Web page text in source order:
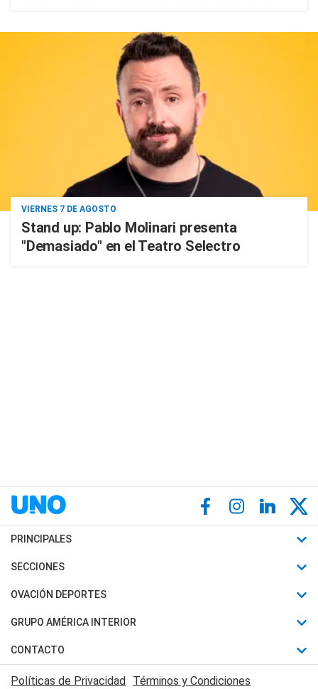
VIERNES 7 DE AGOSTO
Stand up: Pablo Molinari presenta
"Demasiado" en el Teatro Selectro
PRINCIPALES
Últimas Noticias
Política
Judiciales
Economia
SECCIONES
Horóscopo
Motores
Trucos caseros
Series y Películas
OVACIÓN DEPORTES
Fútbol
Mundial
Automovilismo
GRUPO AMÉRICA INTERIOR
Canal 7 en Vivo
CONTACTO
Acerca de Nosotros
Políticas de Privacidad Términos y Condiciones